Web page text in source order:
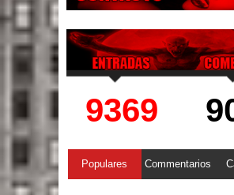
9369
Populares Commentarios